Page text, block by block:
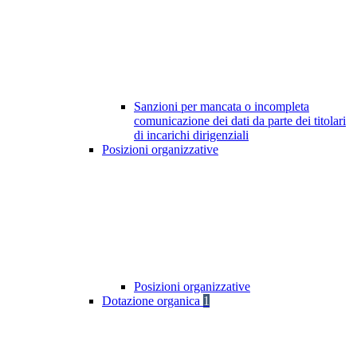
Sanzioni per mancata o incompleta
comunicazione dei dati da parte dei titolari
di incarichi dirigenziali
Posizioni organizzative
Posizioni organizzative
Dotazione organica 1